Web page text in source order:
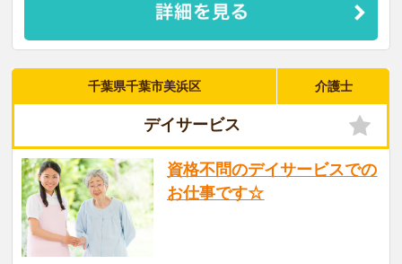
千葉県千葉市美浜区 介護士
デイサービス
資格不問のデイサービスでの
お仕事です☆